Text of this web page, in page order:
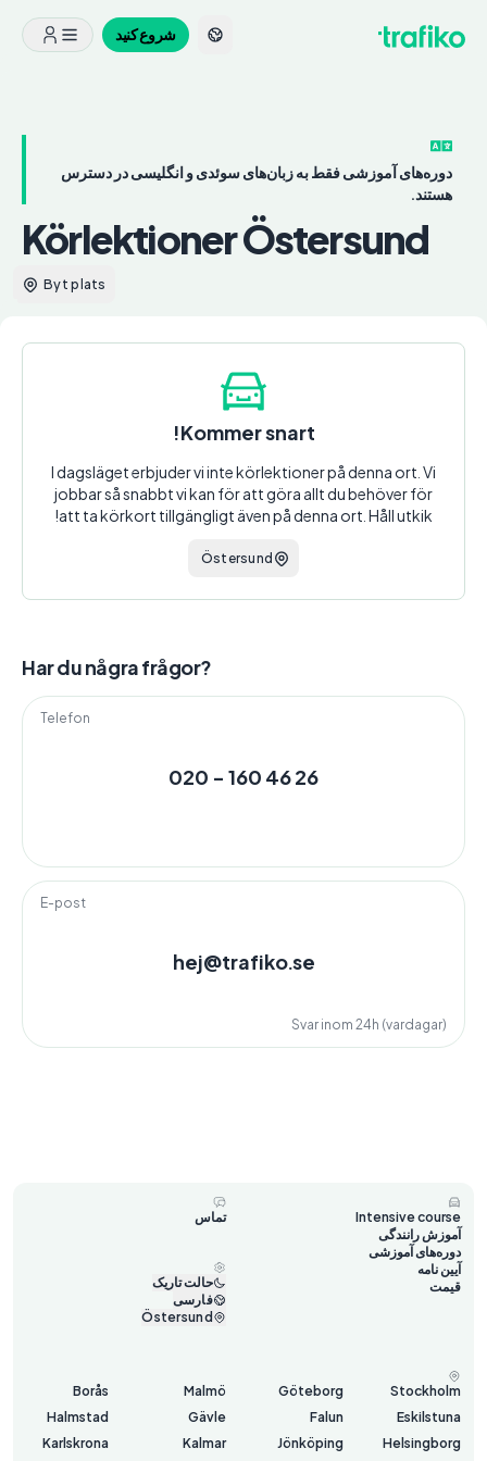
شروع کنید
دوره‌های آموزشی فقط به زبان‌های سوئدی و انگلیسی در دسترس
هستند.
Körlektioner Östersund
Byt plats
Kommer snart!
I dagsläget erbjuder vi inte körlektioner på denna ort. Vi
jobbar så snabbt vi kan för att göra allt du behöver för
att ta körkort tillgängligt även på denna ort. Håll utkik!
Östersund
Har du några frågor?
Telefon
020 - 160 46 26
E-post
hej@trafiko.se
Svar inom 24h (vardagar)
Intensive course
آموزش رانندگی
دوره‌های آموزشی
آیین نامه
قیمت
تماس
حالت تاریک
فارسی
Östersund
Stockholm
Göteborg
Malmö
Borås
Eskilstuna
Falun
Gävle
Halmstad
Helsingborg
Jönköping
Kalmar
Karlskrona